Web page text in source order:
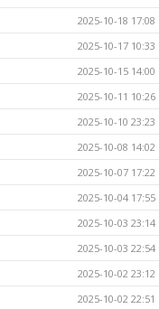
2025-10-18 17:08
2025-10-17 10:33
2025-10-15 14:00
2025-10-11 10:26
2025-10-10 23:23
2025-10-08 14:02
2025-10-07 17:22
2025-10-04 17:55
2025-10-03 23:14
2025-10-03 22:54
2025-10-02 23:12
2025-10-02 22:51